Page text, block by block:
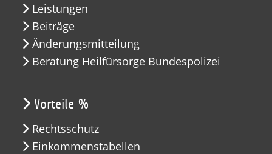
Leistungen
Beiträge
Änderungsmitteilung
Beratung Heilfürsorge Bundespolizei
Vorteile %
Rechtsschutz
Einkommenstabellen